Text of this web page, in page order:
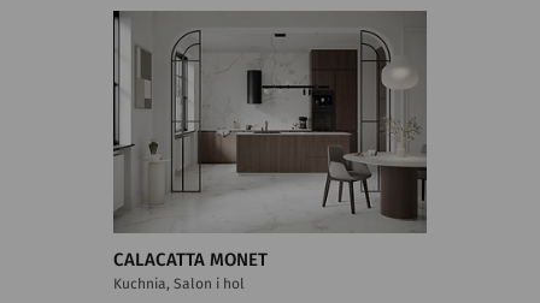
CALACATTA MONET
Kuchnia, Salon i hol